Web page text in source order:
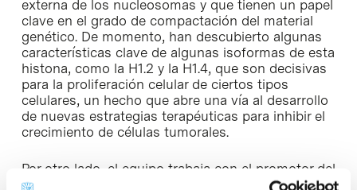
externa de los nucleosomas y que tienen un papel
clave en el grado de compactación del material
genético. De momento, han descubierto algunas
características clave de algunas isoformas de esta
histona, como la H1.2 y la H1.4, que son decisivas
para la proliferación celular de ciertos tipos
celulares, un hecho que abre una vía al desarrollo
de nuevas estrategias terapéuticas para inhibir el
crecimiento de células tumorales.
Por otro lado, el equipo trabaja con el promotor del
Virus de la Inmunodeficiencia Humana (VIH)